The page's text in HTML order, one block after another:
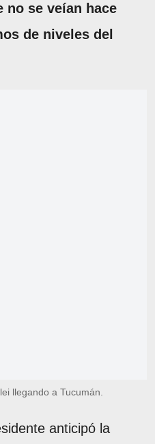
no se veían hace
de niveles del
llegando a Tucumán.
anticipó la